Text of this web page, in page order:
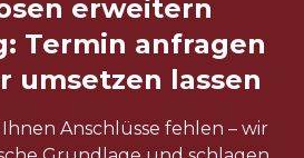
erweitern
Termin anfragen
umsetzen lassen
Ihnen Anschlüsse fehlen – wir